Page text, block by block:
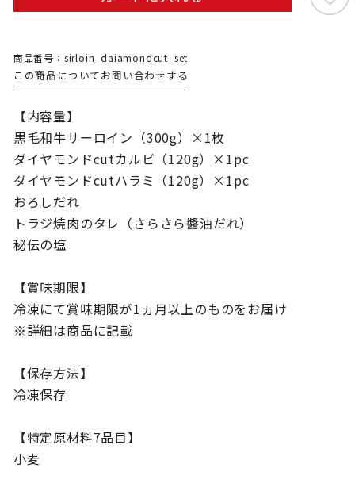
商品番号：sirloin_daiamondcut_set
この商品についてお問い合わせする
【内容量】
黒毛和牛サーロイン（300g）×1枚
ダイヤモンドcutカルビ（120g）×1pc
ダイヤモンドcutハラミ（120g）×1pc
おろしだれ
トラジ焼肉のタレ（さらさら醬油だれ）
秘伝の塩
【賞味期限】
冷凍にて賞味期限が1ヵ月以上のものをお届け
※詳細は商品に記載
【保存方法】
冷凍保存
【特定原材料7品目】
小麦